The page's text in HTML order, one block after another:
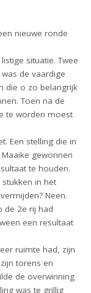
nieuwe ronde
situatie. Twee
de vaardige
die o zo belangrijk
Toen na de
te worden moest
Een stelling die in
gewonnen
te houden.
stukken in het
Neen.
de 2e rij had
een resultaat
ruimte had, zijn
torens en
de overwinning
was te grillig